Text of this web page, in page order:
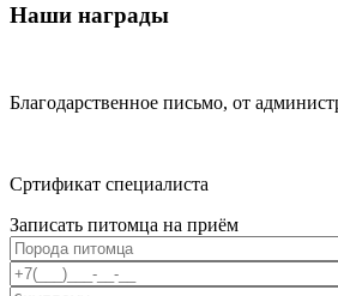
Наши награды
Благодарственное письмо, от
Сртификат специалиста
Записать питомца на приём